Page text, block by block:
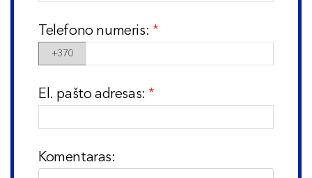
Telefono numeris:
+370
El. pašto adresas:
Komentaras: